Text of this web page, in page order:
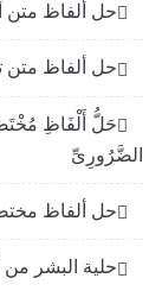
حل ألفاظ متن
حل ألفاظ متن
حَلُّ أَلْفَاظِ
الضَّرُورِىِّ
حل ألفاظ
حلية البشر من